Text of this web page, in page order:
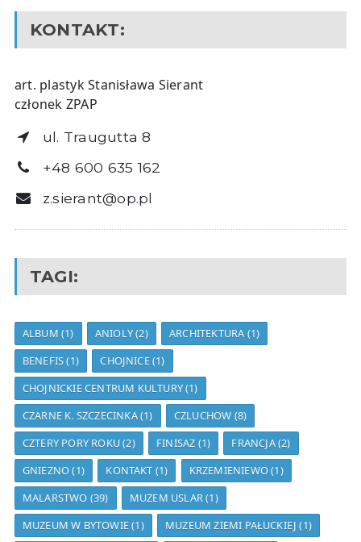
KONTAKT:
art. plastyk Stanisława Sierant
członek ZPAP
ul. Traugutta 8
+48 600 635 162
z.sierant@op.pl
TAGI:
ALBUM (1) ANIOLY(2) ARCHITEKTURA (1)
BENEFIS(1) CHOJNICE(1)
CHOJNICKIE CENTRUM KULTURY(1)
CZARNE K. SZCZECINKA(1) CZLUCHOW (8)
CZTERY PORY ROKU(2) FINISAZ (1) FRANCJA(2)
GNIEZNO(1) KONTAKT (1) KRZEMIENIEWO(1)
MALARSTWO (39) MUZEM USLAR(1)
MUZEUM W BYTOWIE(1) MUZEUM ZIEMI PAŁUCKIEJ (1)